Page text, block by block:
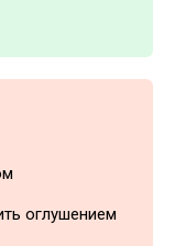
оглушением